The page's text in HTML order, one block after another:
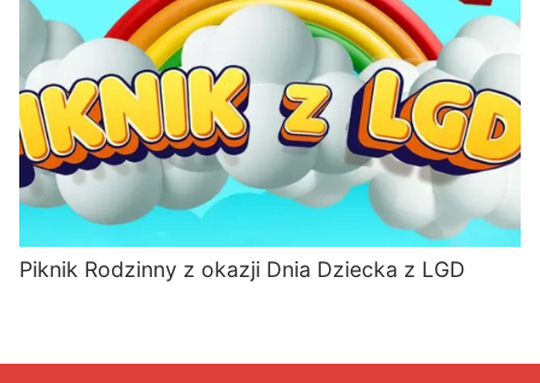
Piknik Rodzinny z okazji Dnia Dziecka z LGD